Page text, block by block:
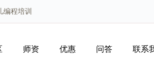
编程培训
师资 优惠 问答 联系